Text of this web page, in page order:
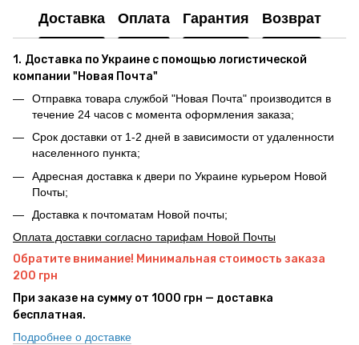
Доставка Оплата Гарантия Возврат
1. Доставка по Украине с помощью логистической
компании "Новая Почта"
Отправка товара службой "Новая Почта" производится в
течение 24 часов с момента оформления заказа;
Срок доставки от 1-2 дней в зависимости от удаленности
населенного пункта;
Адресная доставка к двери по Украине курьером Новой
Почты;
Доставка к почтоматам Новой почты;
Оплата доставки согласно тарифам Новой Почты
Обратите внимание! Минимальная стоимость заказа
200 грн
При заказе на сумму от 1000 грн — доставка
бесплатная.
Подробнее о доставке